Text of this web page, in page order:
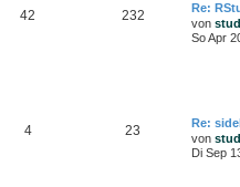
42 232
Re:
von
So Apr
4 23
Re:
von
Di Sep